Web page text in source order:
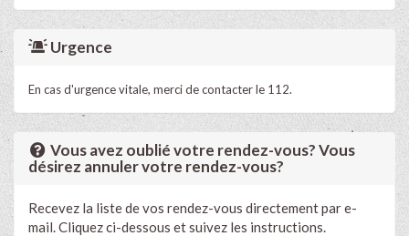
Urgence
En cas d'urgence vitale, merci de contacter le 112.
Vous avez oublié votre rendez-vous? Vous
désirez annuler votre rendez-vous?
Recevez la liste de vos rendez-vous directement par e-
mail. Cliquez ci-dessous et suivez les instructions.